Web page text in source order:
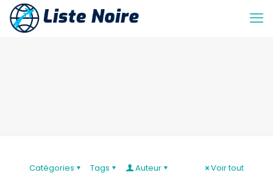
Catégories Tags Auteur Voir tout